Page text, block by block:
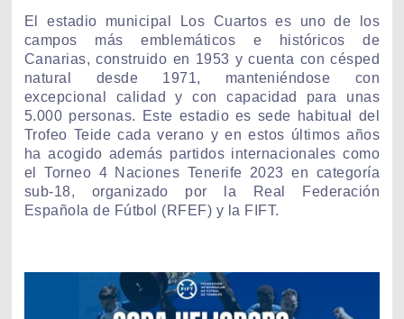
El estadio municipal Los Cuartos es uno de los
campos más emblemáticos e históricos de
Canarias, construido en 1953 y cuenta con césped
natural desde 1971, manteniéndose con
excepcional calidad y con capacidad para unas
5.000 personas. Este estadio es sede habitual del
Trofeo Teide cada verano y en estos últimos años
ha acogido además partidos internacionales como
el Torneo 4 Naciones Tenerife 2023 en categoría
sub-18, organizado por la Real Federación
Española de Fútbol (RFEF) y la FIFT.